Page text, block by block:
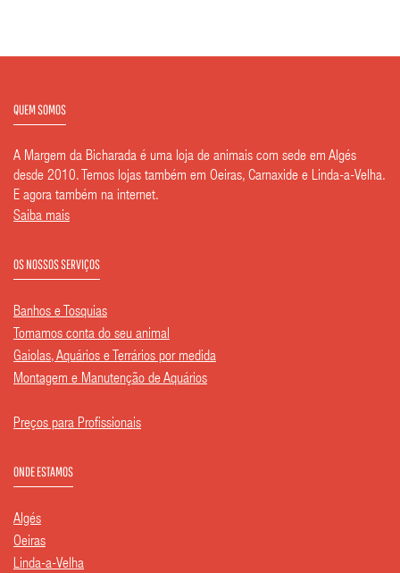
QUEM SOMOS
A Margem da Bicharada é uma loja de animais com sede em Algés
desde 2010. Temos lojas também em Oeiras, Carnaxide e Linda-a-Velha.
E agora também na internet.
Saiba mais
OS NOSSOS SERVIÇOS
Banhos e Tosquias
Tomamos conta do seu animal
Gaiolas, Aquários e Terrários por medida
Montagem e Manutenção de Aquários
Preços para Profissionais
ONDE ESTAMOS
Algés
Oeiras
Linda-a-Velha